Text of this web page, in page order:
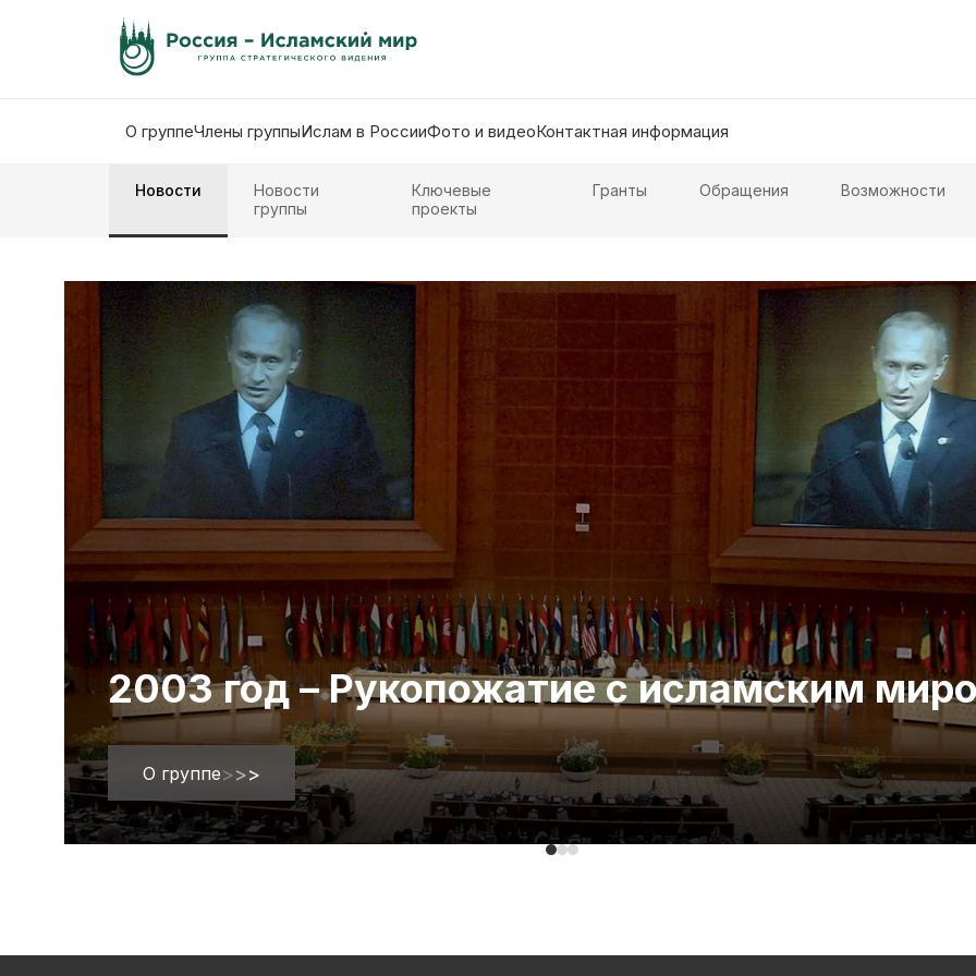
О группеЧлены группыИслам в РоссииФото и видеоКонтактная информация
Новости
Новости
группы
Ключевые
проекты
Гранты Обращения Возможности
2003 год – Рукопожатие с исламским
О группе>>>